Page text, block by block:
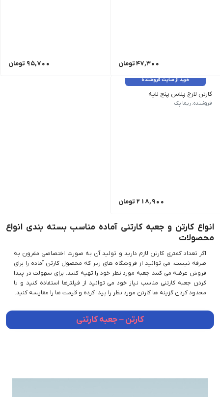
47,300تومان 95,700 تومان
خرید از سایت فروشنده
کارتن لارج پلاس پنج لایه
طول 65cm - عرض 44cm - ارتفاع 33cm - تعداد در بسته 10 عدد
فروشنده: ریما پک
218,900 تومان
انواع کارتن و جعبه کارتنی آماده مناسب بسته بندی انواع
محصولات
اگر تعداد کمتری کارتن لازم دارید و تولید آن به صورت اختصاصی مقرون به
صرفه نیست، می توانید از فروشگاه های زیر که محصول کارتن آماده را برای
فروش عرضه می کنند جعبه مورد نظر خود را تهیه کنید. برای سهولت در پیدا
کردن جعبه کارتنی مناسب نیاز خود می توانید از فیلترها استفاده کنید و با
محدود کردن گزینه ها کارتن مورد نظر را پیدا کرده و قیمت ها را مقایسه کنید.
کارتن – جعبه کارتنی